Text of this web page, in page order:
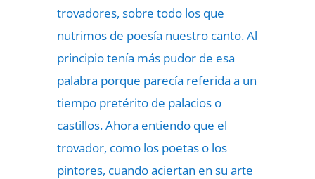
trovadores, sobre todo los que
nutrimos de poesía nuestro canto. Al
principio tenía más pudor de esa
palabra porque parecía referida a un
tiempo pretérito de palacios o
castillos. Ahora entiendo que el
trovador, como los poetas o los
pintores, cuando aciertan en su arte